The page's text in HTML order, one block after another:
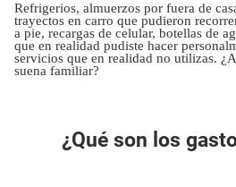
Refrigerios, almuerzos por fuera de
trayectos en carro que pudieron
a pie, recargas de celular, botellas de
que en realidad pudiste hacer
servicios que en realidad no utilizas.
suena familiar?
¿Qué son los